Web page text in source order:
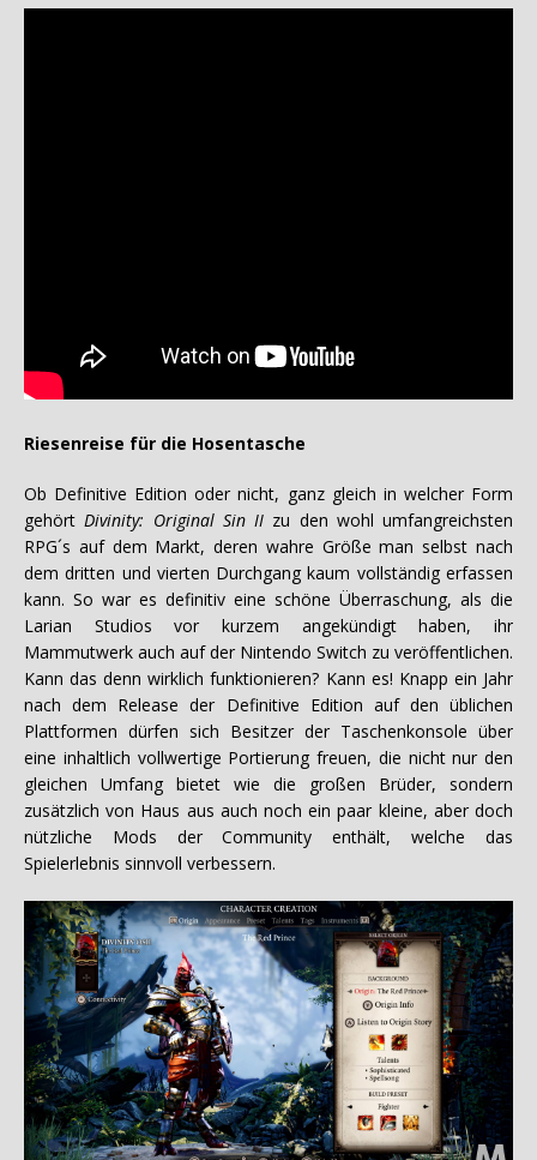
Riesenreise für die Hosentasche
Ob Definitive Edition oder nicht, ganz gleich in welcher Form
gehörtDivinity: Original Sin II zu den wohl umfangreichsten
RPG´s auf dem Markt, deren wahre Größe man selbst nach
dem dritten und vierten Durchgang kaum vollständig erfassen
kann. So war es definitiv eine schöne Überraschung, als die
Larian Studios vor kurzem angekündigt haben, ihr
Mammutwerk auch auf der Nintendo Switch zu veröffentlichen.
Kann das denn wirklich funktionieren? Kann es! Knapp ein Jahr
nach dem Release der Definitive Edition auf den üblichen
Plattformen dürfen sich Besitzer der Taschenkonsole über
eine inhaltlich vollwertige Portierung freuen, die nicht nur den
gleichen Umfang bietet wie die großen Brüder, sondern
zusätzlich von Haus aus auch noch ein paar kleine, aber doch
nützliche Mods der Community enthält, welche das
Spielerlebnis sinnvoll verbessern.